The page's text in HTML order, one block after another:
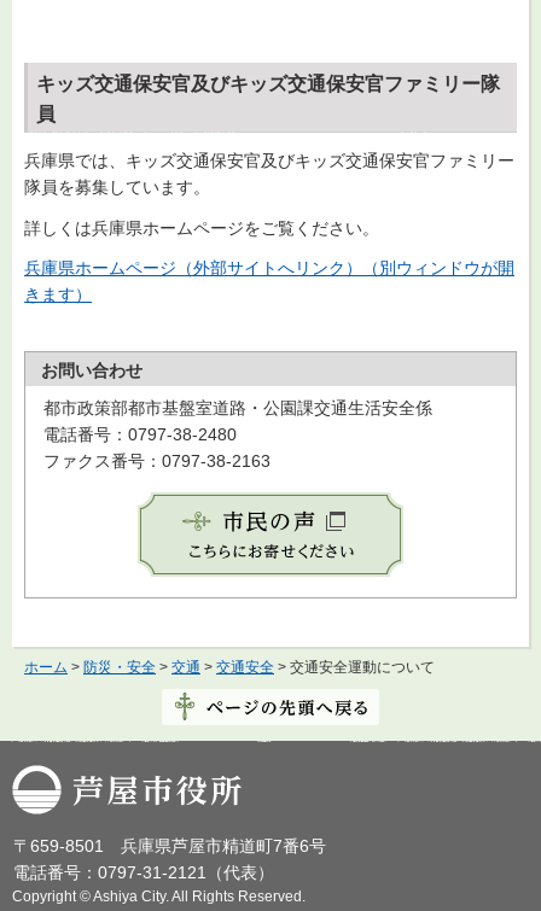
キッズ交通保安官及びキッズ交通保安官ファミリー隊
員
兵庫県では、キッズ交通保安官及びキッズ交通保安官ファミリー
隊員を募集しています。
詳しくは兵庫県ホームページをご覧ください。
兵庫県ホームページ（外部サイトへリンク）（別ウィンドウが開
きます）
お問い合わせ
都市政策部都市基盤室道路・公園課交通生活安全係
電話番号：0797-38-2480
ファクス番号：0797-38-2163
ホーム > 防災・安全 > 交通 > 交通安全 > 交通安全運動について
芦屋市役所
〒659-8501 兵庫県芦屋市精道町7番6号
電話番号：0797-31-2121（代表）
Copyright © Ashiya City. All Rights Reserved.